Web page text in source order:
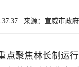
来源：宣威市政
点聚焦林长制运